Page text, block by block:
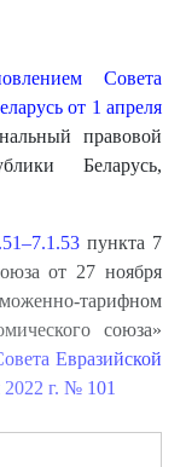
Совета
от 1 апреля
правовой
Беларусь,
пункта 7
от 27 ноября
тарифном
союза»
Евразийской
г. № 101